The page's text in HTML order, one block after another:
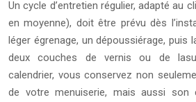
Un cycle d’entretien régulier, adapté au
en moyenne), doit être prévu dès
léger égrenage, un dépoussiérage, puis
deux couches de vernis ou de
calendrier, vous conservez non
de votre menuiserie, mais aussi son